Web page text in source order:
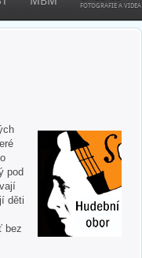
FOTOGRAFIE A VIDEA
pod
děti
bez